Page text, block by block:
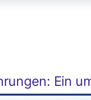
Ein